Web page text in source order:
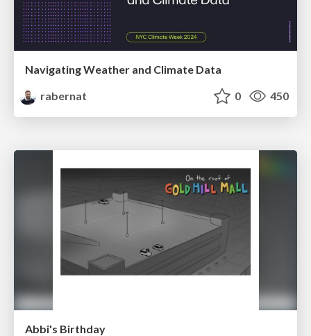
Navigating Weather and Climate Data
rabernat
0 450
Abbi's Birthday